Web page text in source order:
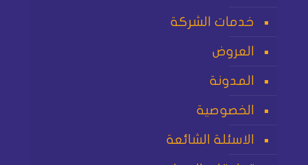
خدمات الشركة
العروض
المدونة
الخصوصية
الاسئلة الشائعة